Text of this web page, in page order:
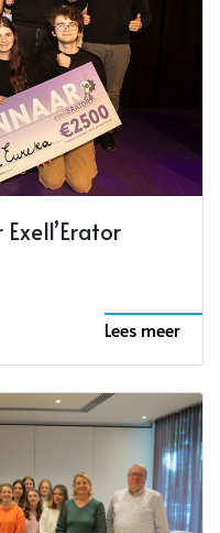
Lees meer